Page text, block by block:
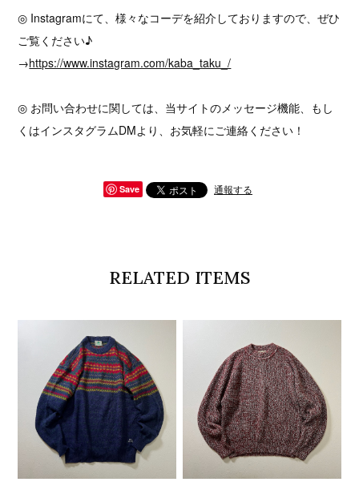
◎ Instagramにて、様々なコーデを紹介しておりますので、ぜひ
ご覧ください♪
→https://www.instagram.com/kaba_taku_/
◎ お問い合わせに関しては、当サイトのメッセージ機能、もし
くはインスタグラムDMより、お気軽にご連絡ください！
Save 通報する
RELATED ITEMS